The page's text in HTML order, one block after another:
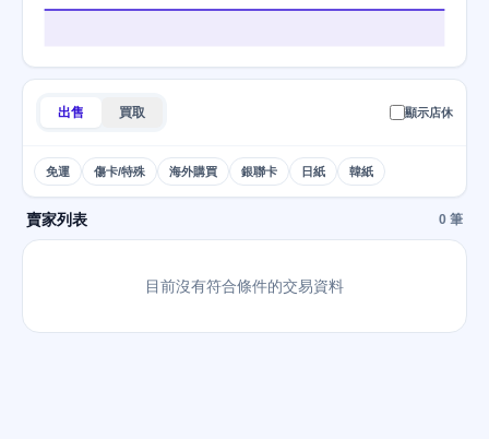
出售 買取 顯示店休
免運 傷卡/特殊 海外購買 銀聯卡 日紙 韓紙
賣家列表 0 筆
目前沒有符合條件的交易資料